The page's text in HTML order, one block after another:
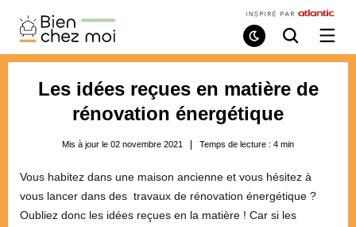
Bien
Chez
Moi
Mode
de
Recherche
/
Les idées reçues en matière de
rénovation énergétique
Mis à jour le 02 novembre 2021 Temps de lecture : 4 min
Vous habitez dans une maison ancienne et vous hésitez à
vous lancer dans des travaux de rénovation énergétique ?
Oubliez donc les idées reçues en la matière ! Car si les